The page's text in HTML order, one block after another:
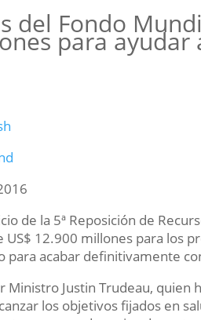
del Fondo
para
de la 5ª Reposición de
US$ 12.900 millones para los
acabar definitivamente
Ministro Justin Trudeau, quien
los objetivos fijados en